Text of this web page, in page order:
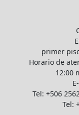
primer
Horario de
12:00
Tel: +506
Tel: